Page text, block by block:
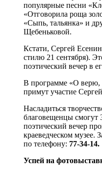
популярные песни
«Отговорила роща
«Сыпь, тальянка» и
Щебеньковой.
Кстати, Сергей
стилю 21 сентября).
поэтический вечер в
В программе «О верю,
примут участие
Насладиться
благовещенцы смогут
поэтический вечер
краеведческом музее.
по телефону: 77-34-14.
Успей на